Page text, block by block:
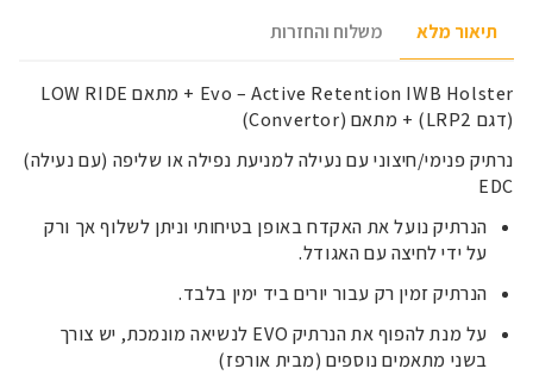
תיאור מלא משלוח והחזרות
Evo – Active Retention IWB Holster + מתאם LOW RIDE
(דגם LRP2) + מתאם (Convertor)
נרתיק פנימי/חיצוני עם נעילה למניעת נפילה או שליפה (עם נעילה)
EDC
הנרתיק נועל את האקדח באופן בטיחותי וניתן לשלוף אך ורק
על ידי לחיצה עם האגודל.
הנרתיק זמין רק עבור יורים ביד ימין בלבד.
על מנת להפוף את הנרתיק EVO לנשיאה מונמכת, יש צורך
בשני מתאמים נוספים (מבית אורפז)